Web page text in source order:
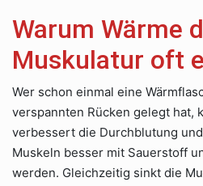
Warum Wärme
Muskulatur oft
Wer schon einmal eine
verspannten Rücken gelegt hat,
verbessert die Durchblutung
Muskeln besser mit Sauerstoff
werden. Gleichzeitig sinkt die